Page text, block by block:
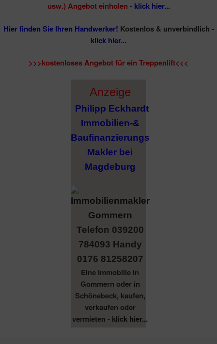
usw.) Angebot einholen -klick hier...
Hier finden Sie Ihren Handwerker! Kostenlos & unverbindlich -
klick hier...
>>>kostenloses Angebot für ein Treppenlift<<<
Anzeige
Philipp Eckhardt
Immobilien-&
Baufinanzierungs
Makler bei
Magdeburg
Telefon 039200
784093 Handy
0176 81258207
Eine Immobilie in
Gommern oder in
Schönebeck, kaufen,
verkaufen oder
vermieten - klick hier...